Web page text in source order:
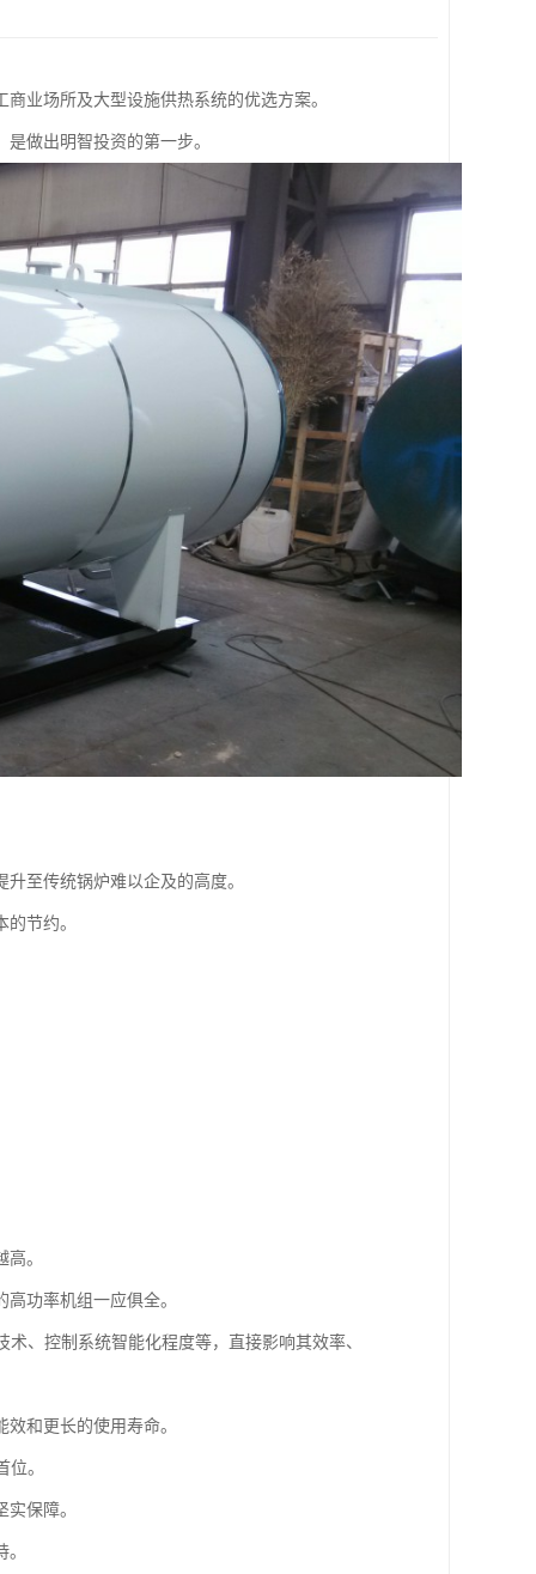
业场所及大型设施供热系统的优选方案。
做出明智投资的第一步。
至传统锅炉难以企及的高度。
节约。
。
功率机组一应俱全。
、控制系统智能化程度等，直接影响其效率、
和更长的使用寿命。
。
保障。